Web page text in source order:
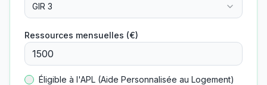
GIR 3
Ressources mensuelles (€)
Éligible à l'APL (Aide Personnalisée au Logement)